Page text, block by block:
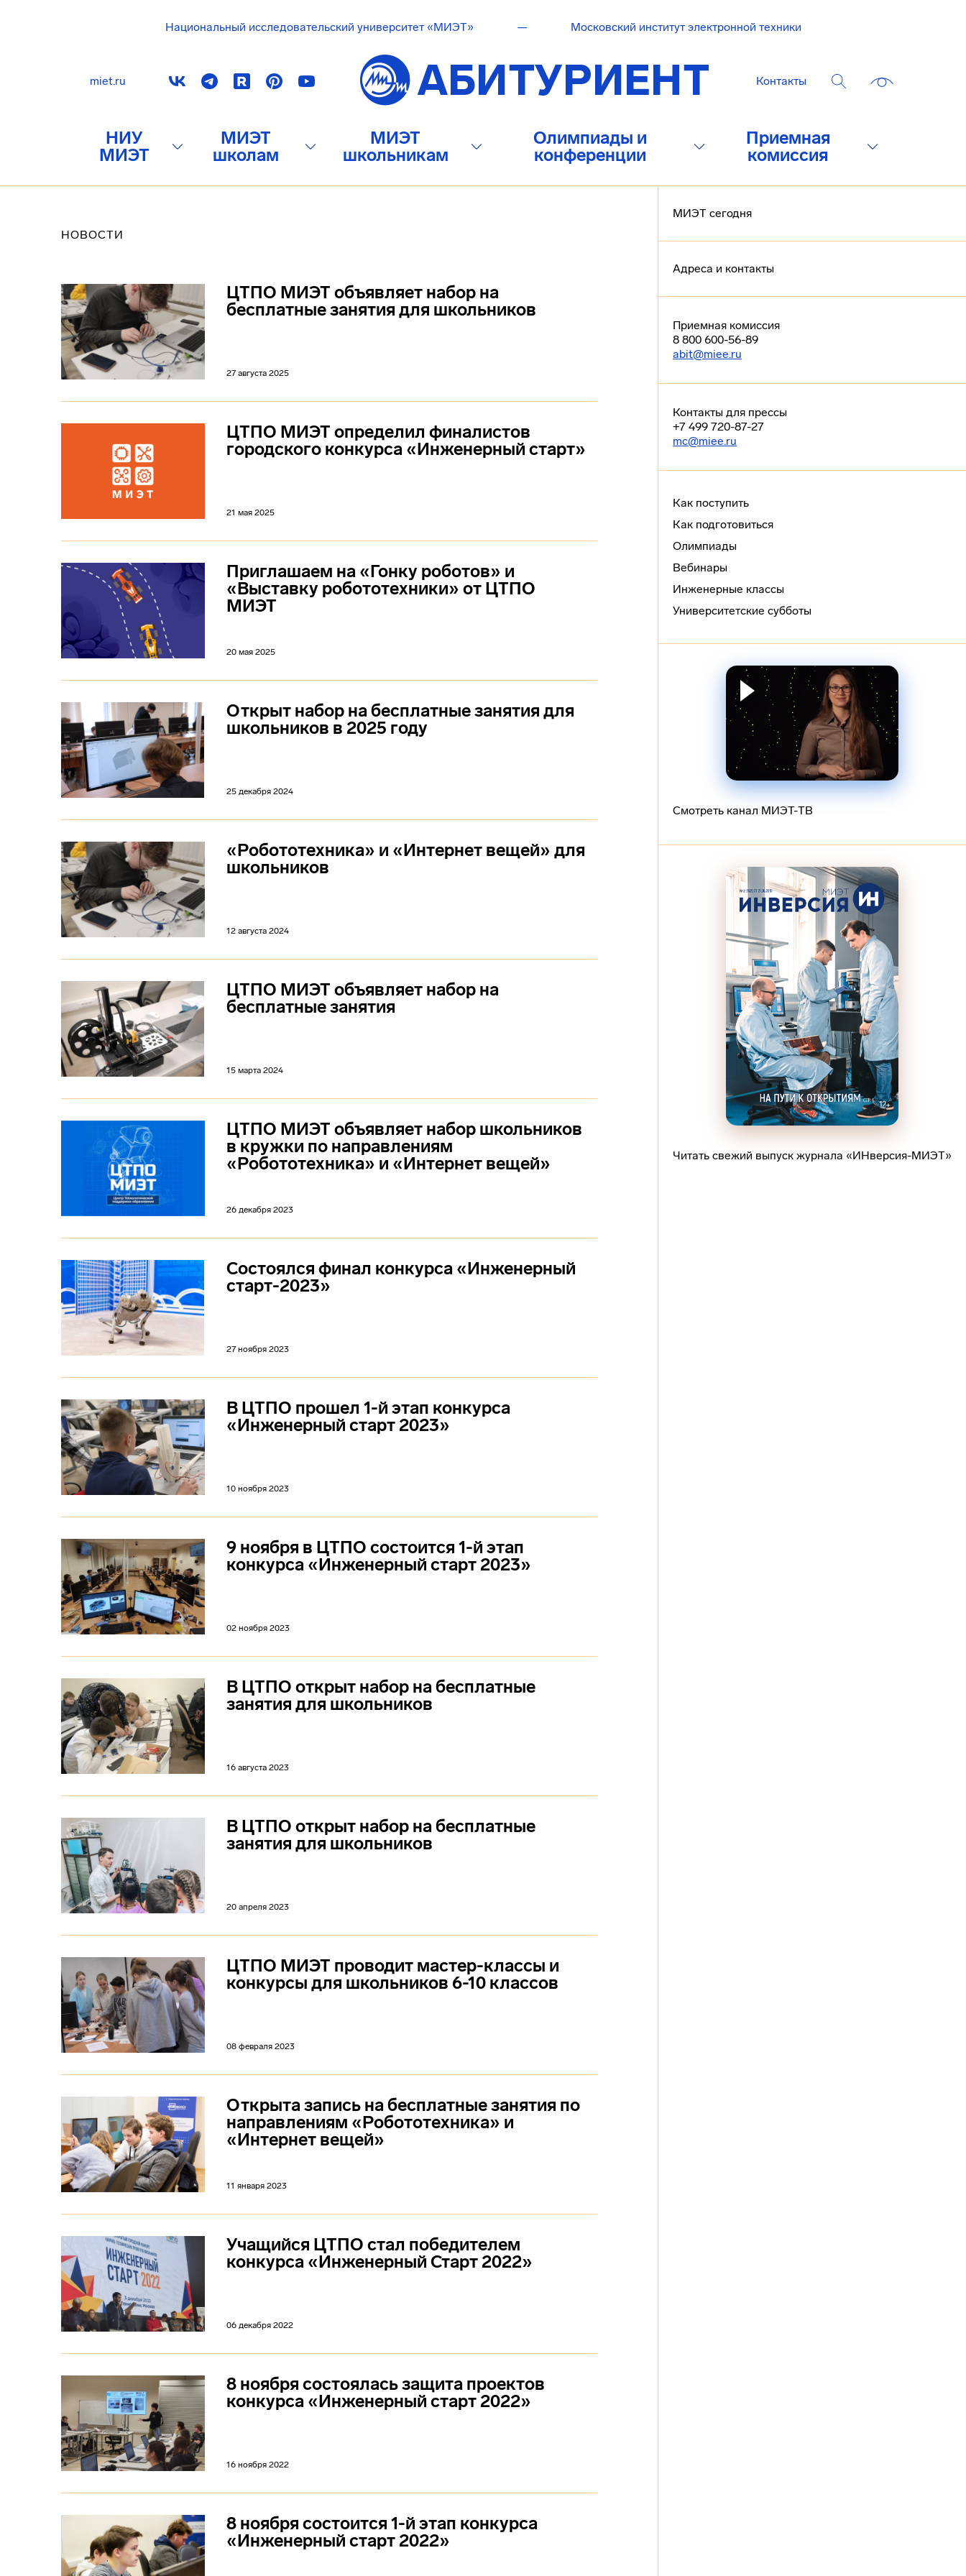
Национальный исследовательский университет «МИЭТ» — Московский институт электронной техники
miet.ru Контакты
НИУ
МИЭТ
МИЭТ
школам
МИЭТ
школьникам
Олимпиады и
конференции
Приемная
комиссия
НОВОСТИ
ЦТПО МИЭТ объявляет набор на
бесплатные занятия для школьников
27 августа 2025
ЦТПО МИЭТ определил финалистов
городского конкурса «Инженерный старт»
21 мая 2025
Приглашаем на «Гонку роботов» и
«Выставку робототехники» от ЦТПО
МИЭТ
20 мая 2025
Открыт набор на бесплатные занятия для
школьников в 2025 году
25 декабря 2024
«Робототехника» и «Интернет вещей» для
школьников
12 августа 2024
ЦТПО МИЭТ объявляет набор на
бесплатные занятия
15 марта 2024
ЦТПО МИЭТ объявляет набор школьников
в кружки по направлениям
«Робототехника» и «Интернет вещей»
26 декабря 2023
Состоялся финал конкурса «Инженерный
старт-2023»
27 ноября 2023
В ЦТПО прошел 1-й этап конкурса
«Инженерный старт 2023»
10 ноября 2023
9 ноября в ЦТПО состоится 1-й этап
конкурса «Инженерный старт 2023»
02 ноября 2023
В ЦТПО открыт набор на бесплатные
занятия для школьников
16 августа 2023
В ЦТПО открыт набор на бесплатные
занятия для школьников
20 апреля 2023
ЦТПО МИЭТ проводит мастер-классы и
конкурсы для школьников 6-10 классов
08 февраля 2023
Открыта запись на бесплатные занятия по
направлениям «Робототехника» и
«Интернет вещей»
11 января 2023
Учащийся ЦТПО стал победителем
конкурса «Инженерный Старт 2022»
06 декабря 2022
8 ноября состоялась защита проектов
конкурса «Инженерный старт 2022»
16 ноября 2022
8 ноября состоится 1-й этап конкурса
«Инженерный старт 2022»
МИЭТ сегодня
Адреса и контакты
Приемная комиссия
8 800 600-56-89
abit@miee.ru
Контакты для прессы
+7 499 720-87-27
mc@miee.ru
Как поступить
Как подготовиться
Олимпиады
Вебинары
Инженерные классы
Университетские субботы
Смотреть канал МИЭТ-ТВ
Читать свежий выпуск журнала «ИНверсия-МИЭТ»